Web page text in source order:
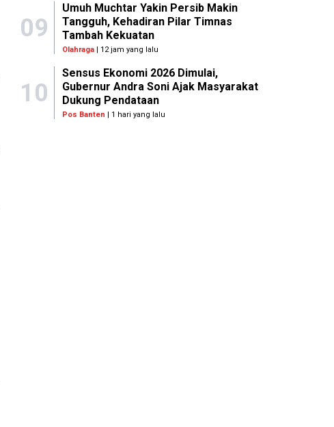
09
Umuh Muchtar Yakin Persib Makin
Tangguh, Kehadiran Pilar Timnas
Tambah Kekuatan
Olahraga | 12 jam yang lalu
10
Sensus Ekonomi 2026 Dimulai,
Gubernur Andra Soni Ajak Masyarakat
Dukung Pendataan
Pos Banten | 1 hari yang lalu